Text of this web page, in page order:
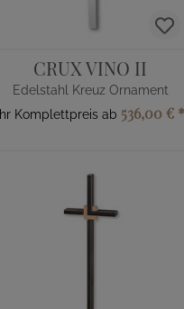
CRUX VINO II
Edelstahl Kreuz Ornament
Ihr Komplettpreis ab 536,00 € *